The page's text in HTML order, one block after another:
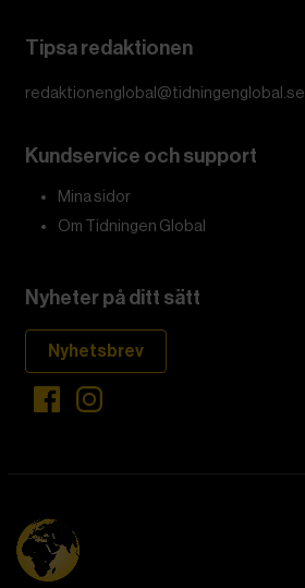
Tipsa redaktionen
redaktionenglobal@tidningenglobal.se
Kundservice och support
Mina sidor
Om Tidningen Global
Nyheter på ditt sätt
Nyhetsbrev